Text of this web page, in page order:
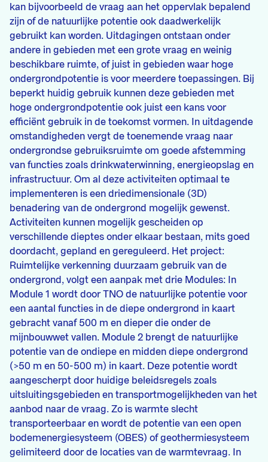
kan bijvoorbeeld de vraag aan het oppervlak bepalend
zijn of de natuurlijke potentie ook daadwerkelijk
gebruikt kan worden. Uitdagingen ontstaan onder
andere in gebieden met een grote vraag en weinig
beschikbare ruimte, of juist in gebieden waar hoge
ondergrondpotentie is voor meerdere toepassingen. Bij
beperkt huidig gebruik kunnen deze gebieden met
hoge ondergrondpotentie ook juist een kans voor
efficiënt gebruik in de toekomst vormen. In uitdagende
omstandigheden vergt de toenemende vraag naar
ondergrondse gebruiksruimte om goede afstemming
van functies zoals drinkwaterwinning, energieopslag en
infrastructuur. Om al deze activiteiten optimaal te
implementeren is een driedimensionale (3D)
benadering van de ondergrond mogelijk gewenst.
Activiteiten kunnen mogelijk gescheiden op
verschillende dieptes onder elkaar bestaan, mits goed
doordacht, gepland en gereguleerd. Het project:
Ruimtelijke verkenning duurzaam gebruik van de
ondergrond, volgt een aanpak met drie Modules: In
Module 1 wordt door TNO de natuurlijke potentie voor
een aantal functies in de diepe ondergrond in kaart
gebracht vanaf 500 m en dieper die onder de
mijnbouwwet vallen. Module 2 brengt de natuurlijke
potentie van de ondiepe en midden diepe ondergrond
(>50 m en 50-500 m) in kaart. Deze potentie wordt
aangescherpt door huidige beleidsregels zoals
uitsluitingsgebieden en transportmogelijkheden van het
aanbod naar de vraag. Zo is warmte slecht
transporteerbaar en wordt de potentie van een open
bodemenergiesysteem (OBES) of geothermiesysteem
gelimiteerd door de locaties van de warmtevraag. In